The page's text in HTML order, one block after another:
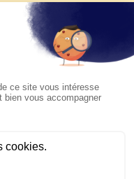
d'été 2026 de KTO
du pape Léon
suivre sur KTO le
Argentine et
novembre 2026